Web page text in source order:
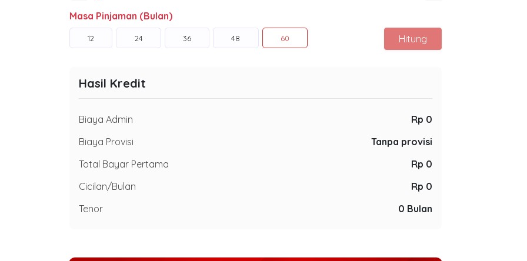
Masa Pinjaman (Bulan)
12 24 36 48 60 Hitung
Hasil Kredit
Biaya Admin
Rp 0
Biaya Provisi
Tanpa provisi
Total Bayar Pertama
Rp 0
Cicilan/Bulan
Rp 0
Tenor
0 Bulan